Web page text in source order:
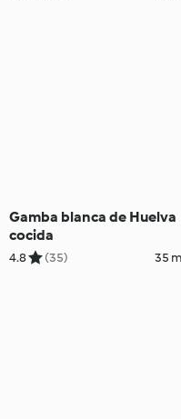
Gamba blanca de Huelva
cocida
4.8 (35) 35